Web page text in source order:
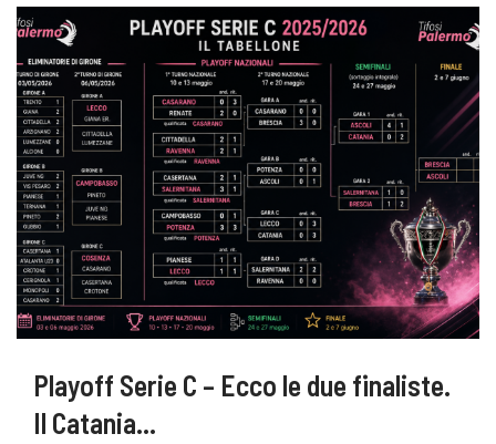
Playoff Serie C – Ecco le due finaliste.
Il Catania…